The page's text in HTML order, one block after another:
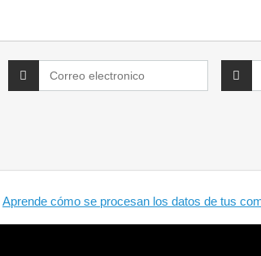
Aprende cómo se procesan los datos de tus